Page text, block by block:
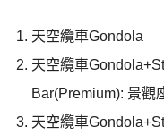
天空纜車Gondola
天空纜車
Bar(Premium): 景觀
天空纜車